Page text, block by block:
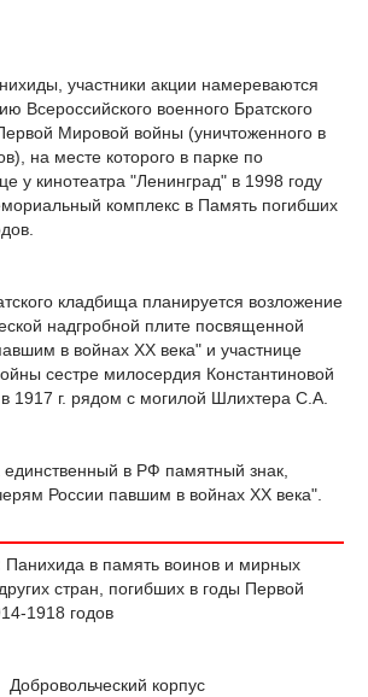
участники акции намереваются
Всероссийского военного Братского
Мировой войны (уничтоженного в
на месте которого в парке по
у кинотеатра "Ленинград" в 1998 году
комплекс в Память погибших
кладбища планируется возложение
надгробной плите посвященной
в войнах ХХ века" и участнице
сестре милосердия Константиновой
1917 г. рядом с могилой Шлихтера С.А.
в РФ памятный знак,
России павшим в войнах ХХ века".
Панихида в память воинов и мирных
стран, погибших в годы Первой
1918 годов
Добровольческий корпус